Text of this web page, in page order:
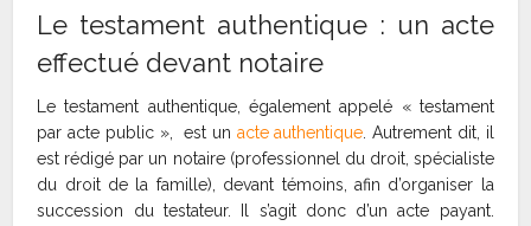
Le testament authentique : un acte
effectué devant notaire
Le testament authentique, également appelé « testament
par acte public », est un acte authentique. Autrement dit, il
est rédigé par un notaire (professionnel du droit, spécialiste
du droit de la famille), devant témoins, afin d’organiser la
succession du testateur. Il s’agit donc d’un acte payant.